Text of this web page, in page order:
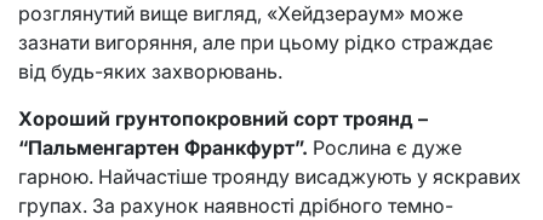
розглянутий вище вигляд, «Хейдзераум» може
зазнати вигоряння, але при цьому рідко страждає
від будь-яких захворювань.
Хороший грунтопокровний сорт троянд –
“Пальменгартен Франкфурт”. Рослина є дуже
гарною. Найчастіше троянду висаджують у яскравих
групах. За рахунок наявності дрібного темно-